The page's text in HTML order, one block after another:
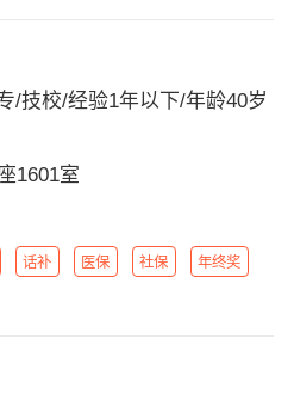
/技校/经验1年以下/年龄40岁
1601室
话补 医保 社保 年终奖